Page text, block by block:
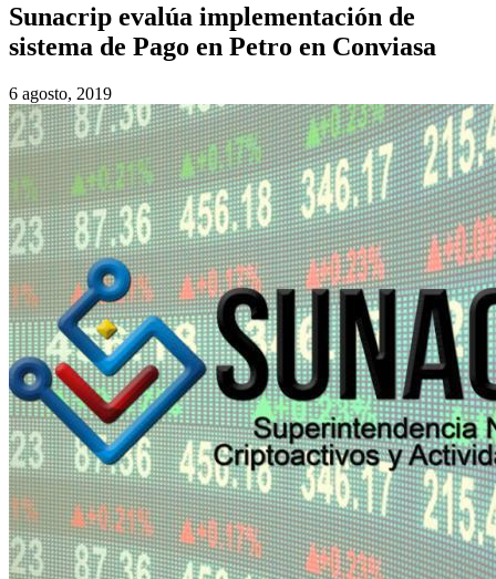
Sunacrip evalúa implementación de
sistema de Pago en Petro en Conviasa
6 agosto, 2019